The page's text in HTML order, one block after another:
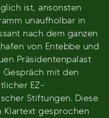
ist, ansonsten
unaufholbar in
nach dem ganzen
von Entebbe und
Präsidentenpalast
Gespräch mit den
EZ-
Stiftungen. Diese
Klartext gesprochen